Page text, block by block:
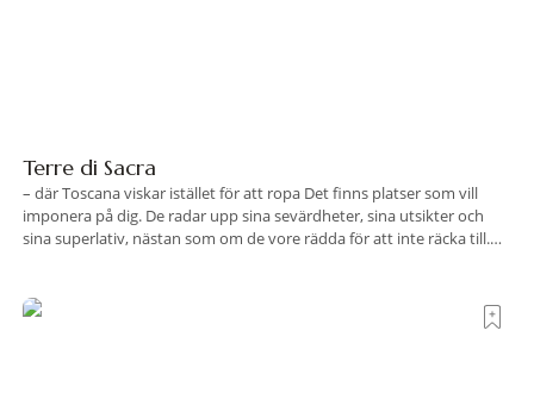
Terre di Sacra
– där Toscana viskar istället för att ropa Det finns platser som vill
imponera på dig. De radar upp sina sevärdheter, sina utsikter och
sina superlativ, nästan som om de vore rädda för att inte räcka till.